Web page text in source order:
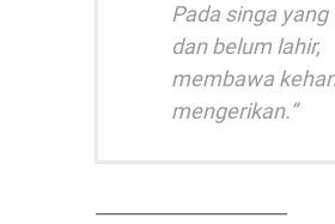
Pada singa
dan belum lahir,
membawa
mengerikan.”